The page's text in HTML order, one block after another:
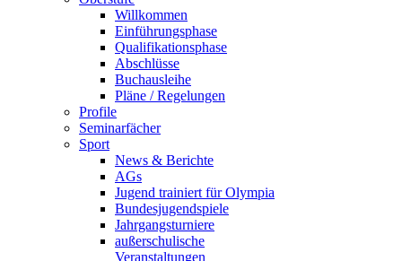
Willkommen
Einführungsphase
Qualifikationsphase
Abschlüsse
Buchausleihe
Pläne / Regelungen
Profile
Seminarfächer
Sport
News & Berichte
AGs
Jugend trainiert für Olympia
Bundesjugendspiele
Jahrgangsturniere
außerschulische
Veranstaltungen